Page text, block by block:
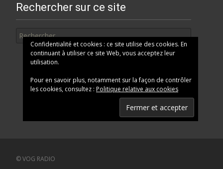
Rechercher sur ce site
Confidentialité et cookies : ce site utilise des cookies. En
continuant à utiliser ce site Web, vous acceptez leur
utilisation.
Pour en savoir plus, notamment sur la façon de contrôler
les cookies, consultez : Politique relative aux cookies
© VOG RADIO